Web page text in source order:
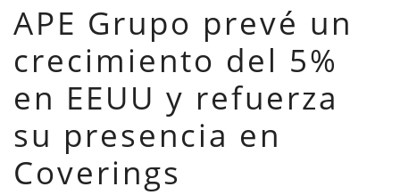
APE Grupo prevé un
crecimiento del 5%
en EEUU y refuerza
su presencia en
Coverings